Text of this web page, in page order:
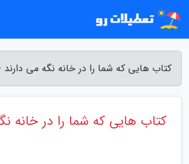
کتاب هایی که شما را در خانه نگه می دارند
کتاب هایی که شما را در خانه